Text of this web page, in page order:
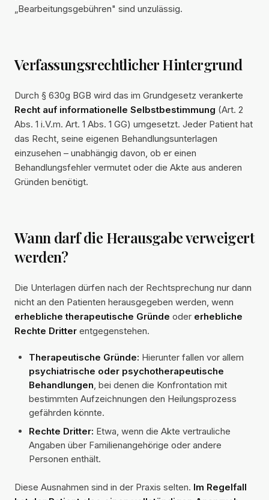
„Bearbeitungsgebühren" sind unzulässig.
Verfassungsrechtlicher Hintergrund
Durch § 630g BGB wird das im Grundgesetz verankerte
Recht auf informationelle Selbstbestimmung (Art. 2
Abs. 1 i.V.m. Art. 1 Abs. 1 GG) umgesetzt. Jeder Patient hat
das Recht, seine eigenen Behandlungsunterlagen
einzusehen – unabhängig davon, ob er einen
Behandlungsfehler vermutet oder die Akte aus anderen
Gründen benötigt.
Wann darf die Herausgabe verweigert
werden?
Die Unterlagen dürfen nach der Rechtsprechung nur dann
nicht an den Patienten herausgegeben werden, wenn
erhebliche therapeutische Gründe oder erhebliche
Rechte Dritter entgegenstehen.
Therapeutische Gründe: Hierunter fallen vor allem
psychiatrische oder psychotherapeutische
Behandlungen, bei denen die Konfrontation mit
bestimmten Aufzeichnungen den Heilungsprozess
gefährden könnte.
Rechte Dritter: Etwa, wenn die Akte vertrauliche
Angaben über Familienangehörige oder andere
Personen enthält.
Diese Ausnahmen sind in der Praxis selten. Im Regelfall